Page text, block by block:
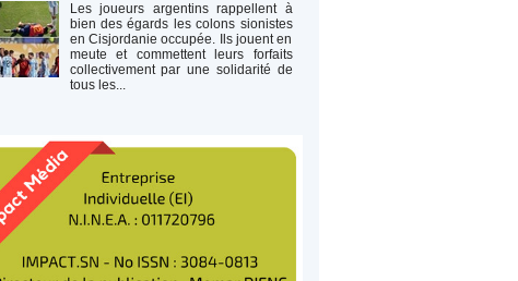
Les joueurs argentins rappellent à
bien des égards les colons sionistes
en Cisjordanie occupée. Ils jouent en
meute et commettent leurs forfaits
collectivement par une solidarité de
tous les...